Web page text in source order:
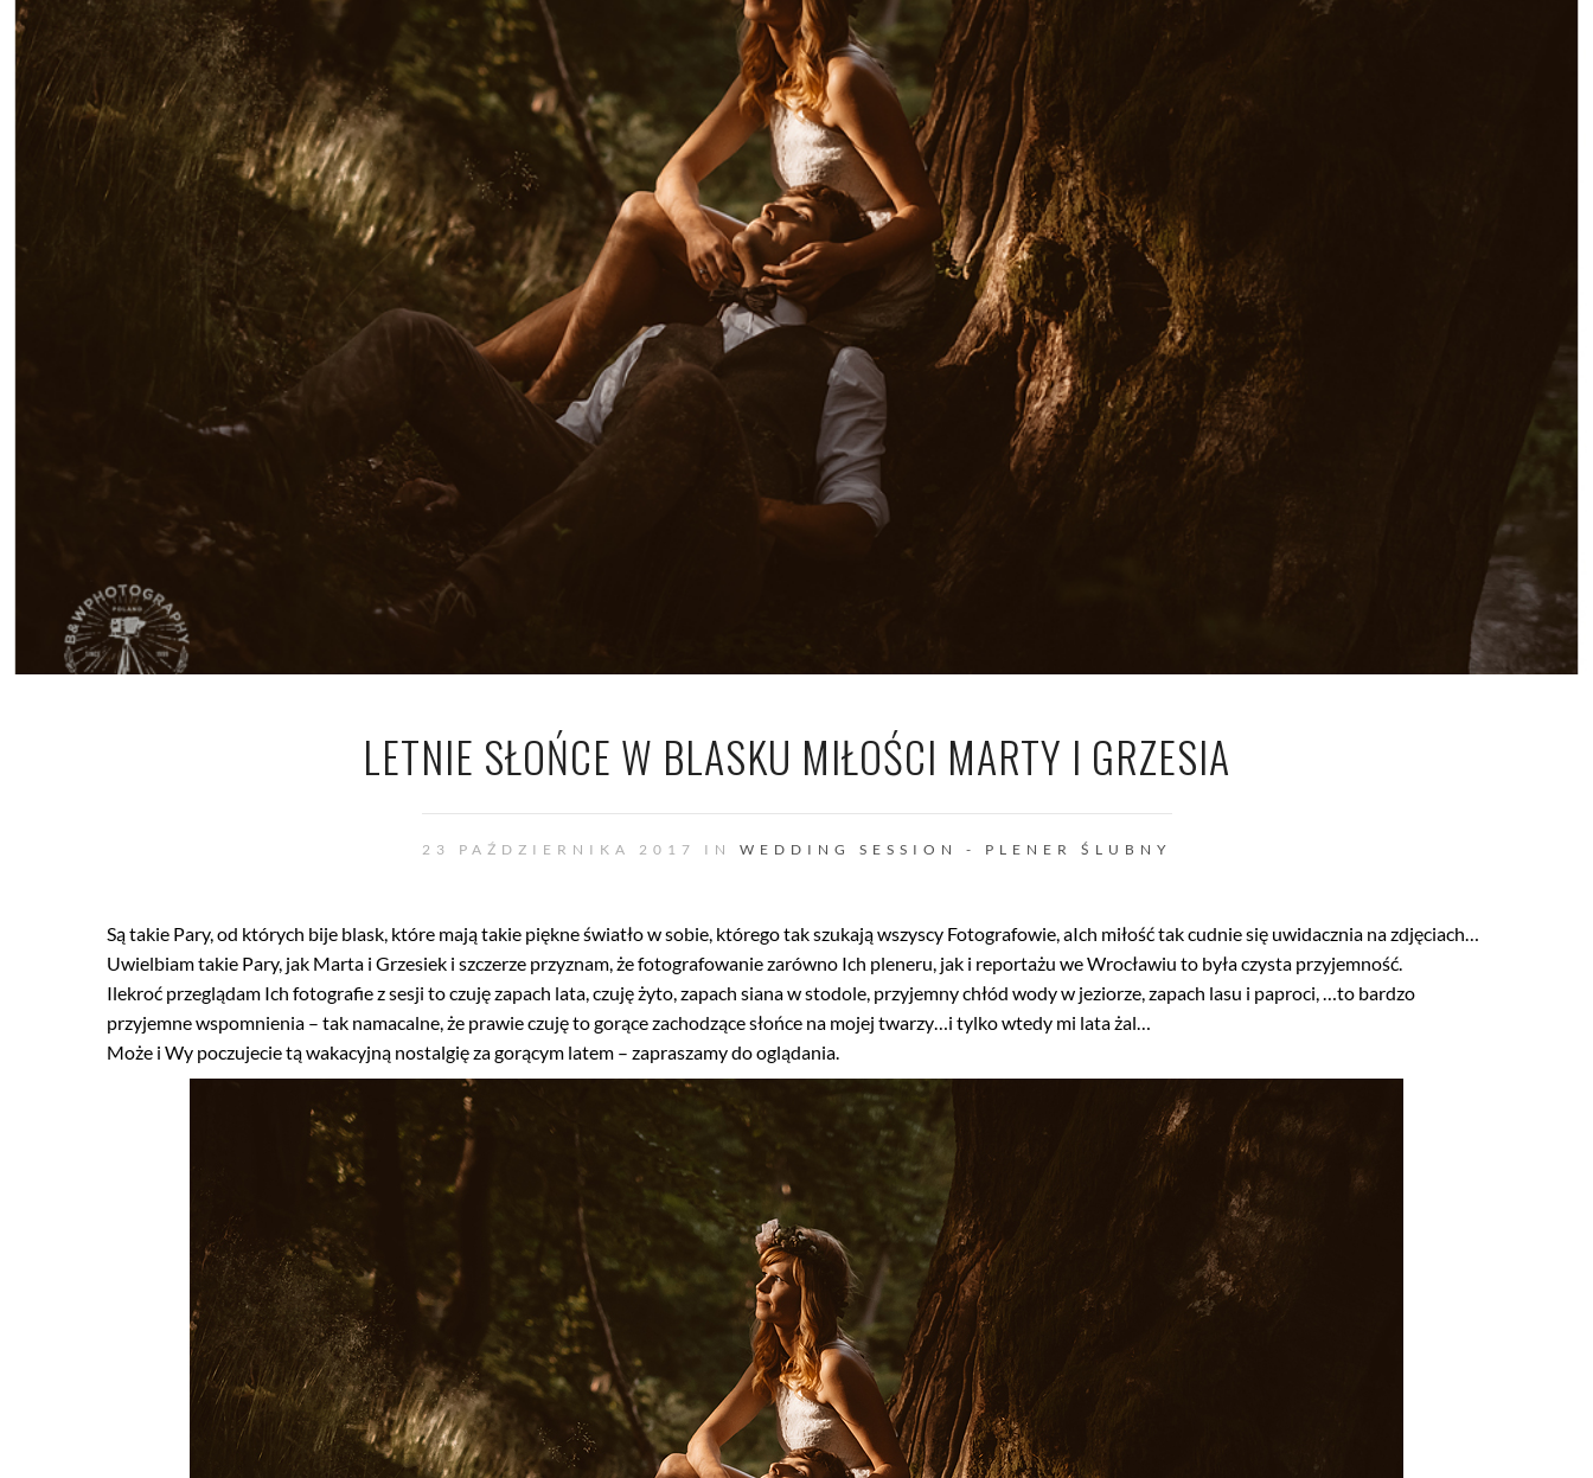
LETNIE SŁOŃCE W BLASKU MIŁOŚCI MARTY I GRZESIA
23 PAŹDZIERNIKA 2017 IN WEDDING SESSION - PLENER ŚLUBNY
Są takie Pary, od których bije blask, które mają takie piękne światło w sobie, którego tak szukają wszyscy Fotografowie, aIch miłość tak cudnie się uwidacznia na zdjęciach…
Uwielbiam takie Pary, jak Marta i Grzesiek i szczerze przyznam, że fotografowanie zarówno Ich pleneru, jak i reportażu we Wrocławiu to była czysta przyjemność.
Ilekroć przeglądam Ich fotografie z sesji to czuję zapach lata, czuję żyto, zapach siana w stodole, przyjemny chłód wody w jeziorze, zapach lasu i paproci, …to bardzo
przyjemne wspomnienia – tak namacalne, że prawie czuję to gorące zachodzące słońce na mojej twarzy…i tylko wtedy mi lata żal…
Może i Wy poczujecie tą wakacyjną nostalgię za gorącym latem – zapraszamy do oglądania.